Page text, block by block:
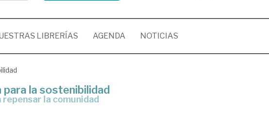
LIBRERÍAS AGENDA NOTICIAS
para la sostenibilidad
repensar la comunidad